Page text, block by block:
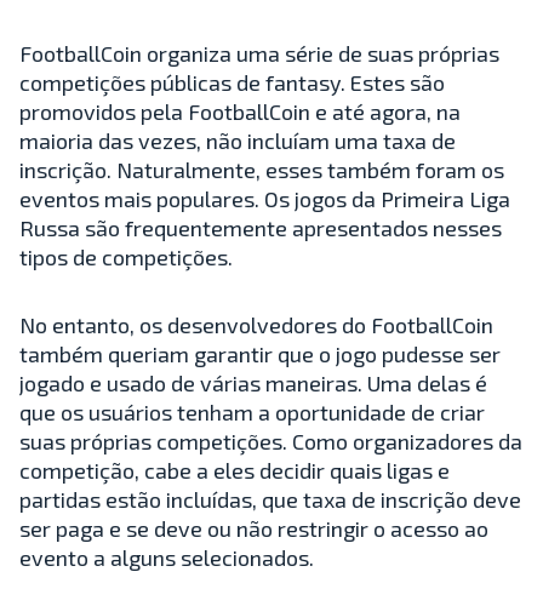
FootballCoin organiza uma série de suas próprias
competições públicas de fantasy. Estes são
promovidos pela FootballCoin e até agora, na
maioria das vezes, não incluíam uma taxa de
inscrição. Naturalmente, esses também foram os
eventos mais populares. Os jogos da Primeira Liga
Russa são frequentemente apresentados nesses
tipos de competições.
No entanto, os desenvolvedores do FootballCoin
também queriam garantir que o jogo pudesse ser
jogado e usado de várias maneiras. Uma delas é
que os usuários tenham a oportunidade de criar
suas próprias competições. Como organizadores da
competição, cabe a eles decidir quais ligas e
partidas estão incluídas, que taxa de inscrição deve
ser paga e se deve ou não restringir o acesso ao
evento a alguns selecionados.